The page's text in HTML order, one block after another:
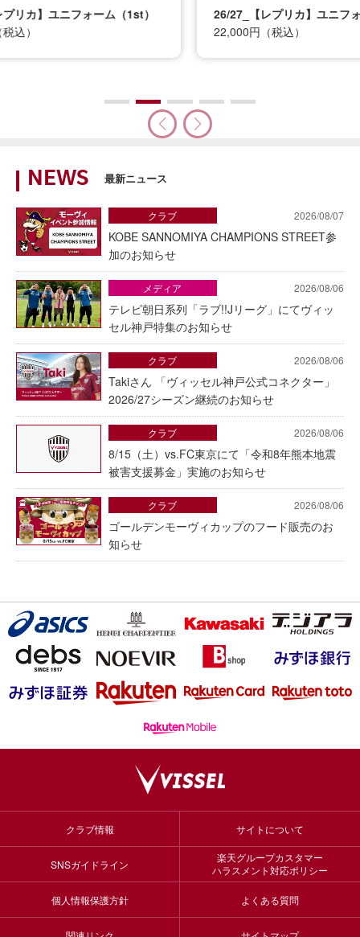
26/27_【レプリカ】ユニフォーム（2nd）
26/
NEWS 最新ニュース
2026/08/07
KOBE SANNOMIYA CHAMPIONS STREET参
加のお知らせ
クラブ
2026/08/06
テレビ朝日系列「ラブ!!Jリーグ」にてヴィッ
セル神戸特集のお知らせ
メディア
2026/08/06
Takiさん 「ヴィッセル神戸公式コネクター」
2026/27シーズン継続のお知らせ
クラブ
2026/08/06
8/15（土）vs.FC東京にて「令和8年熊本地震
被害支援募金」実施のお知らせ
クラブ
2026/08/06
ゴールデンモーヴィカップのフード販売のお
知らせ
クラブ
クラブ情報 サイトについて
SNSガイドライン
楽天グループカスタマー
ハラスメント対応ポリシー
個人情報保護方針 よくある質問